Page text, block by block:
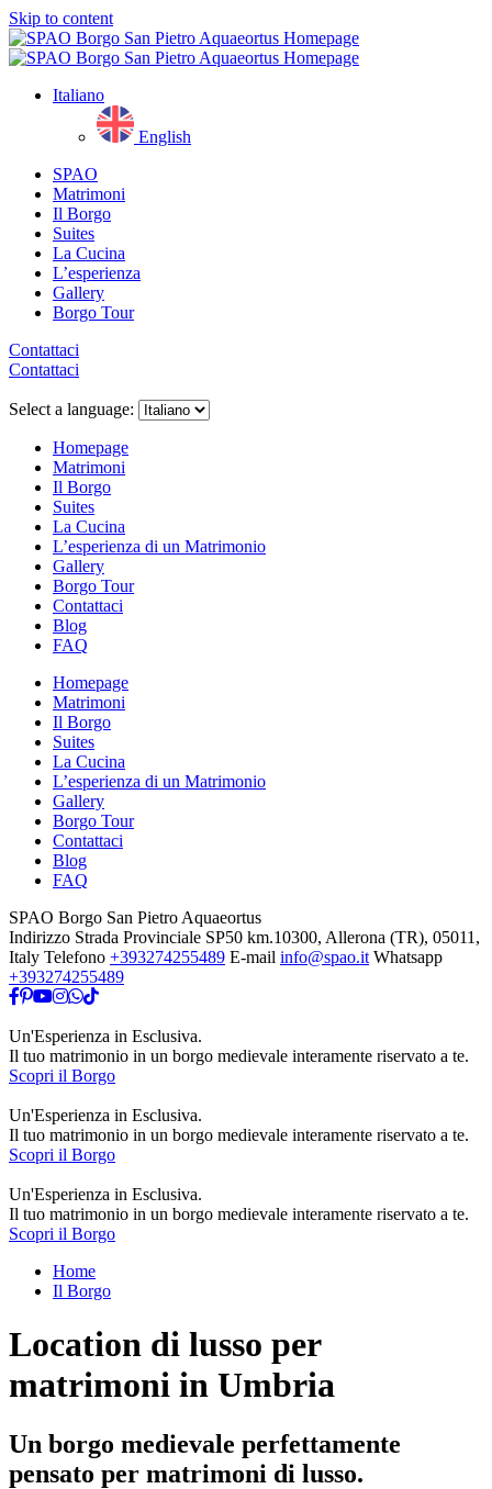
Skip to content
Italiano
English
SPAO
Matrimoni
Il Borgo
Suites
La Cucina
L’esperienza
Gallery
Borgo Tour
Contattaci
Contattaci
menu
Select a language:
Homepage
Matrimoni
Il Borgo
Suites
La Cucina
L’esperienza di un Matrimonio
Gallery
Borgo Tour
Contattaci
Blog
FAQ
Homepage
Matrimoni
Il Borgo
Suites
La Cucina
L’esperienza di un Matrimonio
Gallery
Borgo Tour
Contattaci
Blog
FAQ
SPAO Borgo San Pietro Aquaeortus
Indirizzo Strada Provinciale SP50 km.10300, Allerona (TR), 05011,
Italy Telefono +393274255489 E-mail info@spao.it Whatsapp
+393274255489
Play
video
Un'Esperienza in Esclusiva.
Il tuo matrimonio in un borgo medievale interamente riservato a te.
Scopri il Borgo
Play
video
Un'Esperienza in Esclusiva.
Il tuo matrimonio in un borgo medievale interamente riservato a te.
Scopri il Borgo
Play
video
Un'Esperienza in Esclusiva.
Il tuo matrimonio in un borgo medievale interamente riservato a te.
Scopri il Borgo
Home
Il Borgo
Location di lusso per
matrimoni in Umbria
Un borgo medievale perfettamente
pensato per matrimoni di lusso.